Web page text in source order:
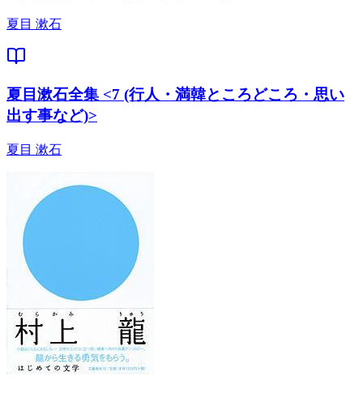
夏目 漱石
夏目漱石全集 <7 (行人・満韓ところどころ・思い
出す事など)>
夏目 漱石